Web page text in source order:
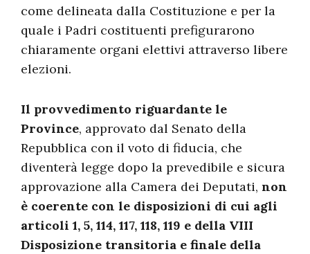
come delineata dalla Costituzione e per la
quale i Padri costituenti prefigurarono
chiaramente organi elettivi attraverso libere
elezioni.
Il provvedimento riguardante le
Province, approvato dal Senato della
Repubblica con il voto di fiducia, che
diventerà legge dopo la prevedibile e sicura
approvazione alla Camera dei Deputati, non
è coerente con le disposizioni di cui agli
articoli 1, 5, 114, 117, 118, 119 e della VIII
Disposizione transitoria e finale della